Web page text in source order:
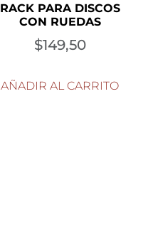
RACK PARA DISCOS
CON RUEDAS
$149,50
AÑADIR AL CARRITO